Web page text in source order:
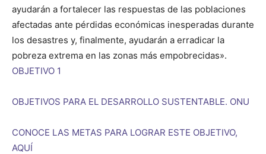
ayudarán a fortalecer las respuestas de las poblaciones
afectadas ante pérdidas económicas inesperadas durante
los desastres y, finalmente, ayudarán a erradicar la
pobreza extrema en las zonas más empobrecidas».
OBJETIVO 1
OBJETIVOS PARA EL DESARROLLO SUSTENTABLE. ONU
CONOCE LAS METAS PARA LOGRAR ESTE OBJETIVO,
AQUÍ